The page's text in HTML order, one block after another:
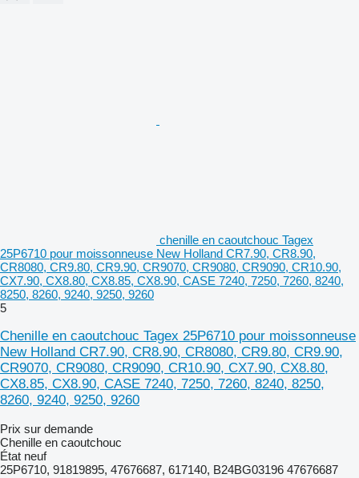
chenille en caoutchouc Tagex
25P6710 pour moissonneuse New Holland CR7.90, CR8.90,
CR8080, CR9.80, CR9.90, CR9070, CR9080, CR9090, CR10.90,
CX7.90, CX8.80, CX8.85, CX8.90, CASE 7240, 7250, 7260, 8240,
8250, 8260, 9240, 9250, 9260
5
Chenille en caoutchouc Tagex 25P6710 pour moissonneuse
New Holland CR7.90, CR8.90, CR8080, CR9.80, CR9.90,
CR9070, CR9080, CR9090, CR10.90, CX7.90, CX8.80,
CX8.85, CX8.90, CASE 7240, 7250, 7260, 8240, 8250,
8260, 9240, 9250, 9260
Prix sur demande
Chenille en caoutchouc
État neuf
25P6710, 91819895, 47676687, 617140, B24BG03196 47676687